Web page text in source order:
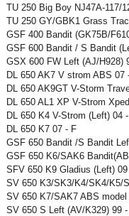
TU 250 Big Boy NJ47A-117/
TU 250 GY/GBK1 Grass
GSF 400 Bandit (GK75B/
GSF 600 Bandit / S Bandit
GSX 600 FW Left (AJ/H928)
DL 650 AK7 V strom ABS 07
DL 650 AK9GT V-Storm
DL 650 AL1 XP V-Strom
DL 650 K4 V-Strom (Left) 04
DL 650 K7 07 - F
GSF 650 Bandit /S Bandit
GSF 650 K6/SAK6
SFV 650 K9 Gladius (Left)
SV 650 K3/SK3/K4/SK4/K5/
SV 650 K7/SAK7 ABS model
SV 650 S Left (AV/K329) 99